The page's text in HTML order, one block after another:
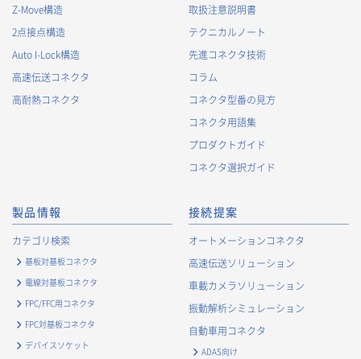
Z-Move構造
2点接点構造
Auto I-Lock構造
高速伝送コネクタ
高耐熱コネクタ
取扱注意説明書
テクニカルノート
先進コネクタ技術
コラム
コネクタ型番の見方
コネクタ用語集
プロダクトガイド
コネクタ選択ガイド
製品情報
カテゴリ検索
基板対基板コネクタ
電線対基板コネクタ
FPC/FFC用コネクタ
FPC対基板コネクタ
デバイスソケット
接続提案
オートメーションコネクタ
高速伝送ソリューション
車載カメラソリューション
振動解析シミュレーション
自動車用コネクタ
ADAS向け